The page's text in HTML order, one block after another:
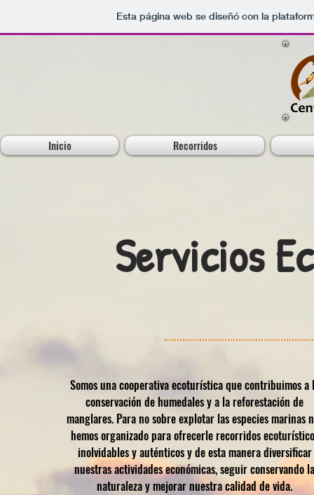
Esta página web se diseñó con la
Inicio Recorridos
Servicios
Somos una cooperativa ecoturística que contribuimos a
conservación de humedales y a la reforestación de
manglares. Para no sobre explotar las especies marinas
hemos organizado para ofrecerle recorridos
inolvidables y auténticos y de esta manera diversificar
nuestras actividades económicas, seguir conservando la
naturaleza y mejorar nuestra calidad de vida.